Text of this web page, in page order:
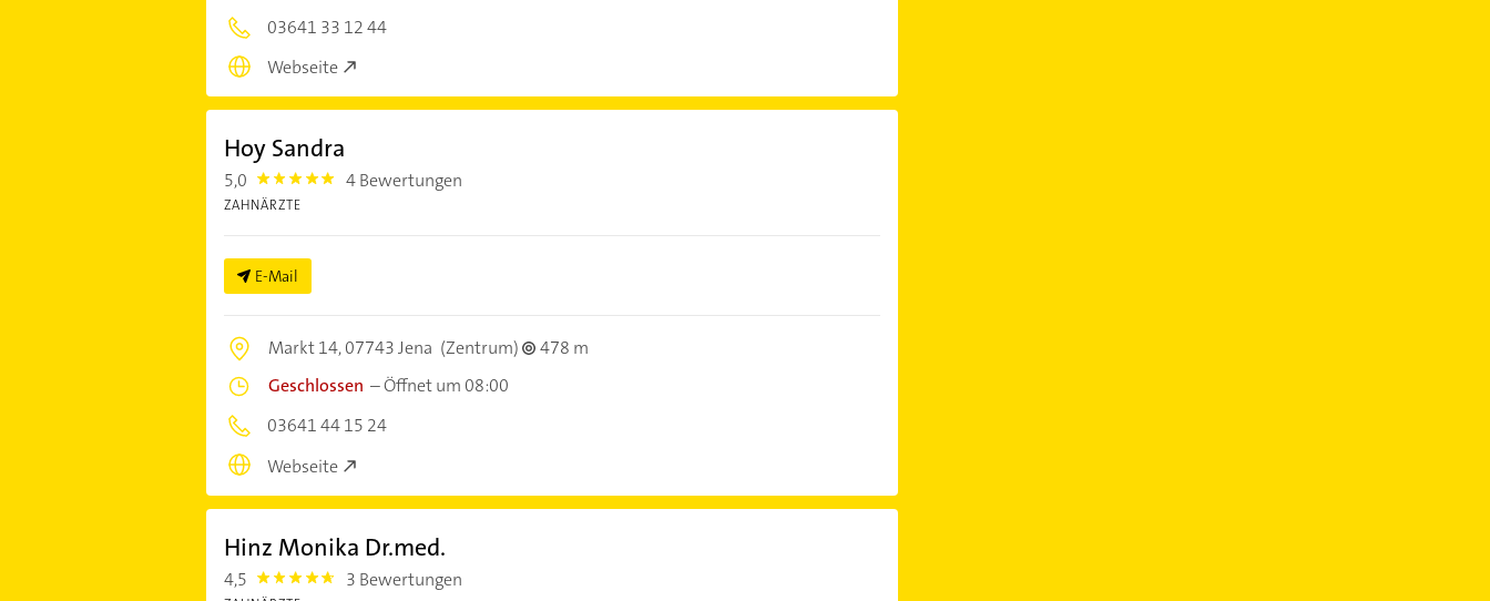
03641 33 12 44
Webseite
Hoy Sandra
5,0 5.0 4 Bewertungen
ZAHNÄRZTE
E-Mail
Markt 14,07743 Jena (Zentrum)
478 m
Geschlossen –Öffnet um 08:00
03641 44 15 24
Webseite
Hinz Monika Dr.med.
4,5 4.5 3 Bewertungen